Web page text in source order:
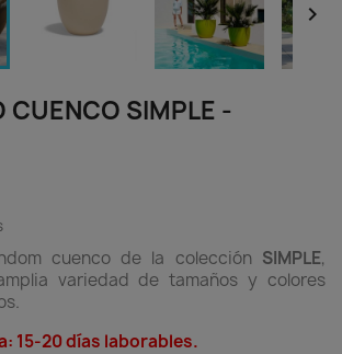

CUENCO SIMPLE -
cuenco de la colección SIMPLE,
variedad de tamaños y colores
15-20 días laborables.